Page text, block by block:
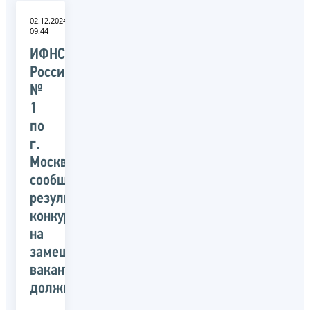
02.12.2024
09:44
ИФНС
России
№
1
по
г.
Москве
сообщает
результаты
конкурса
на
замещение
вакантных
должностей